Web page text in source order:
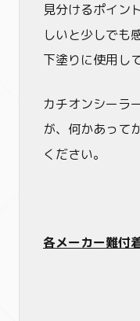
見分けるポイン
しいと少しでも
下塗りに使用し
カチオンシーラ
が、何かあって
ください。
各メーカー難付